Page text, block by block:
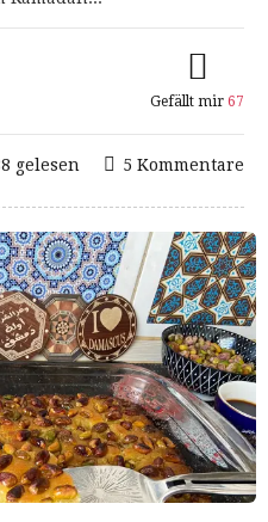
Gefällt mir 67
5 Kommentare
gelesen